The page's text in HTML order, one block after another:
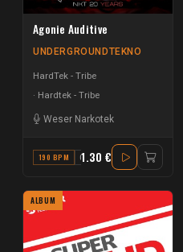
Agonie Auditive
UNDERGROUNDTEKNO
HardTek - Tribe
Hardtek - Tribe
Weser Narkotek
190 BPM G#1.30 €
ALBUM